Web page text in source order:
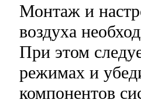
Монтаж и
воздуха
При этом
режимах и
компонентов